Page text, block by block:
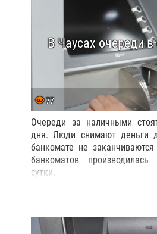
В Чаусах очереди
77
Очереди за наличными
дня. Люди снимают деньги
банкомате не
банкоматов
сутки.